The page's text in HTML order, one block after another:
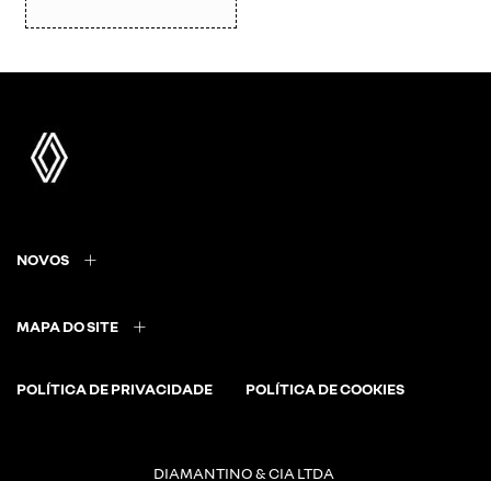
NOVOS
MAPA DO SITE
POLÍTICA DE PRIVACIDADE POLÍTICA DE COOKIES
DIAMANTINO & CIA LTDA